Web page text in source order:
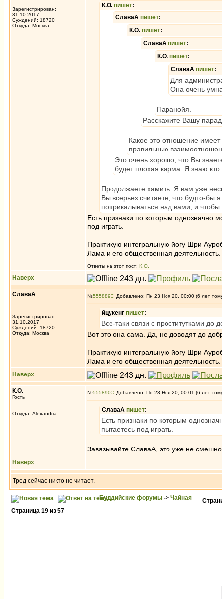
Зарегистрирован:
31.10.2017
Суждений: 18720
Откуда: Москва
К.О. пишет:
СлаваА пишет:
К.О. пишет:
СлаваА пишет:
К.О. пишет:
СлаваА пишет:
Для
Она очень
Паранойя.
Расскажите Вашу
Какое это отношение
правильные
Это очень хорошо, что Вы
будет плохая карма. Я знаю
Продолжаете хамить. Я вам уже
Вы всерьез считаете, что будто-
поприкалываться над вами, и
Есть признаки по которым однозначно
под играть.
Практикую интегральную йогу Шри
Лама и его общественная деятельность.
Ответы на этот пост: К.О.
Наверх
СлаваА
Зарегистрирован:
31.10.2017
Суждений: 18720
Откуда: Москва
№555889 Добавлено: Пн 23 Ноя 20, 00:00 (6 лет
йцукенг пишет:
Все-таки связи с проститутками до
Вот это она сама. Да, не доводят до
Практикую интегральную йогу Шри
Лама и его общественная деятельность.
Наверх
К.О.
Гость
Откуда: Alexandria
№555890 Добавлено: Пн 23 Ноя 20, 00:01 (6 лет
СлаваА пишет:
Есть признаки по которым
пытаетесь под играть.
Завязывайте СлаваА, это уже не
Наверх
Тред сейчас никто не читает.
Буддийские форумы -> Чайная
Страница 19 из 57